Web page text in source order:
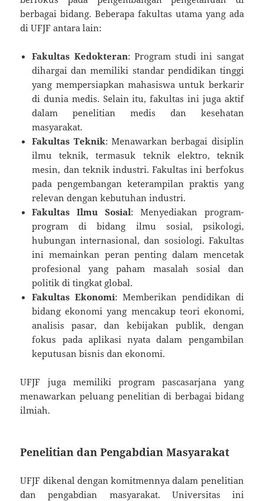
berbagai bidang. Beberapa fakultas utama yang ada
di UFJF antara lain:
Fakultas Kedokteran: Program studi ini sangat
dihargai dan memiliki standar pendidikan tinggi
yang mempersiapkan mahasiswa untuk berkarir
di dunia medis. Selain itu, fakultas ini juga aktif
dalam penelitian medis dan kesehatan
masyarakat.
Fakultas Teknik: Menawarkan berbagai disiplin
ilmu teknik, termasuk teknik elektro, teknik
mesin, dan teknik industri. Fakultas ini berfokus
pada pengembangan keterampilan praktis yang
relevan dengan kebutuhan industri.
Fakultas Ilmu Sosial: Menyediakan program-
program di bidang ilmu sosial, psikologi,
hubungan internasional, dan sosiologi. Fakultas
ini memainkan peran penting dalam mencetak
profesional yang paham masalah sosial dan
politik di tingkat global.
Fakultas Ekonomi: Memberikan pendidikan di
bidang ekonomi yang mencakup teori ekonomi,
analisis pasar, dan kebijakan publik, dengan
fokus pada aplikasi nyata dalam pengambilan
keputusan bisnis dan ekonomi.
UFJF juga memiliki program pascasarjana yang
menawarkan peluang penelitian di berbagai bidang
ilmiah.
Penelitian dan Pengabdian Masyarakat
UFJF dikenal dengan komitmennya dalam penelitian
dan pengabdian masyarakat. Universitas ini